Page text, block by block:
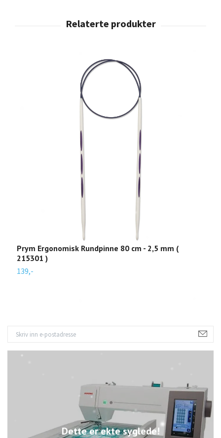
Dette er ekte syglede!
Prym Ergonomisk Rundpinne 80 cm - 2,5 mm (
215301 )
139,-